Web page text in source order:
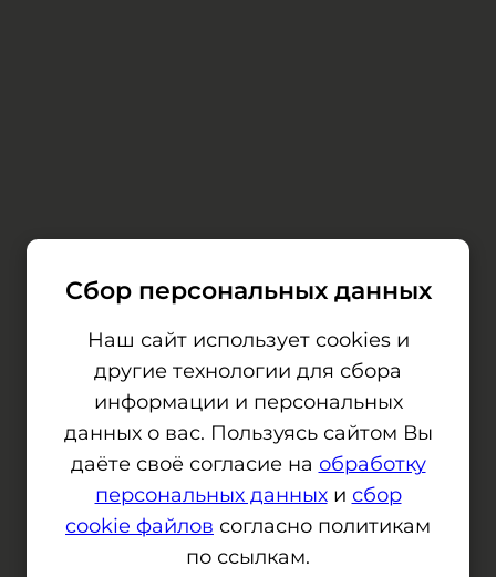
Сбор персональных данных
Наш сайт использует cookies и
другие технологии для сбора
информации и персональных
данных о вас. Пользуясь сайтом Вы
даёте своё согласие на обработку
персональных данныхи сбор
cookie файлов согласно политикам
по ссылкам.